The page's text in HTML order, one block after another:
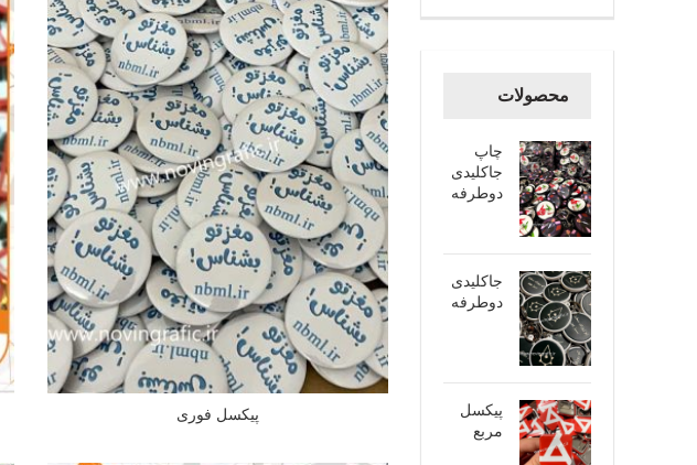
پیکسل فوری
محصولات
چاپ
جاکلیدی
دوطرفه
جاکلیدی
دوطرفه
پیکسل
مربع